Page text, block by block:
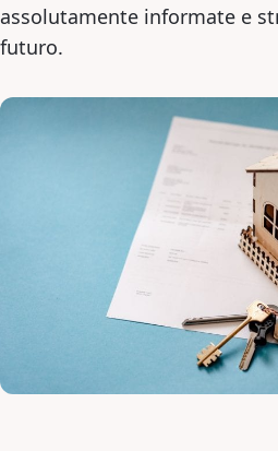
assolutamente informate e
futuro.